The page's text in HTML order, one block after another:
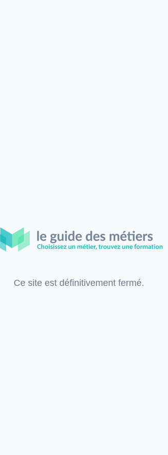
Ce site est définitivement fermé.